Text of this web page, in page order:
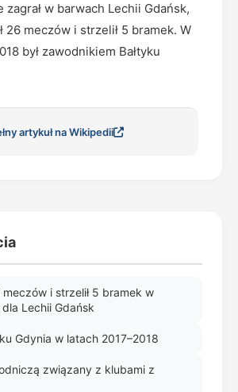
zagrał w barwach Lechii Gdańsk,
26 meczów i strzelił 5 bramek. W
był zawodnikiem Bałtyku
artykuł na Wikipedii
meczów i strzelił 5 bramek w
Lechii Gdańsk
Gdynia w latach 2017–2018
związany z klubami z